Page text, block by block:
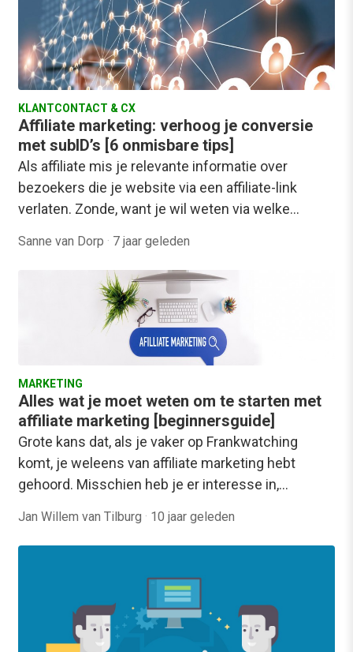
KLANTCONTACT & CX
Affiliate marketing: verhoog je conversie
met subID’s [6 onmisbare tips]
Als affiliate mis je relevante informatie over
bezoekers die je website via een affiliate-link
verlaten. Zonde, want je wil weten via welke…
Sanne van Dorp · 7 jaar geleden
MARKETING
Alles wat je moet weten om te starten met
affiliate marketing [beginnersguide]
Grote kans dat, als je vaker op Frankwatching
komt, je weleens van affiliate marketing hebt
gehoord. Misschien heb je er interesse in,…
Jan Willem van Tilburg · 10 jaar geleden